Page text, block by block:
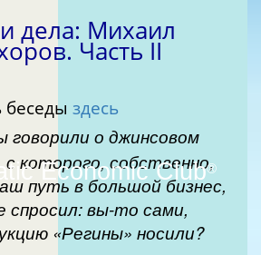
Economic Club®
дела: Михаил
Часть II
беседы здесь
говорили о джинсовом
которого, собственно,
путь в большой бизнес,
спросил: вы-то сами,
«Регины» носили?